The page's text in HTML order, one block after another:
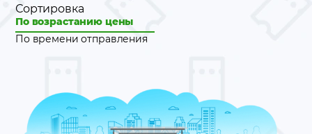
Сортировка
По возрастанию цены
По времени отправления